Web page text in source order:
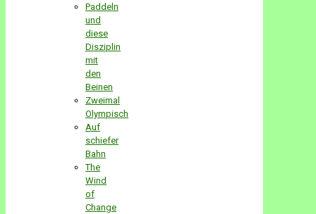
Paddeln
und
diese
Disziplin
mit
den
Beinen
Zweimal
Olympisch
Auf
schiefer
Bahn
The
Wind
of
Change